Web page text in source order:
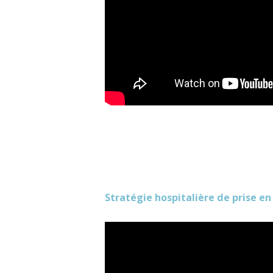
Stratégie hospitalière de prise